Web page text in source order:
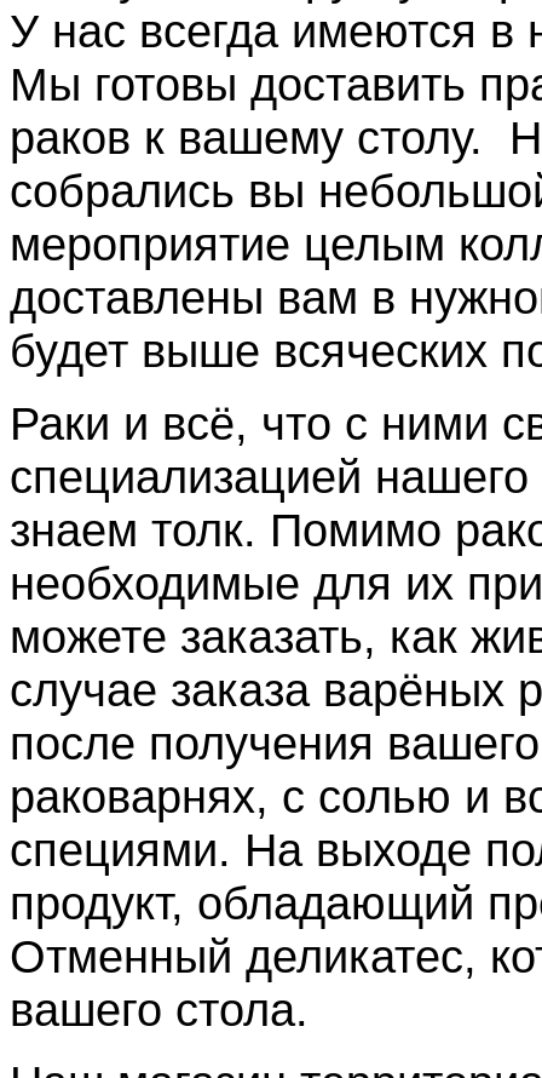
У нас всегда имеются
Мы готовы доставить
раков к вашему столу.
собрались вы
мероприятие целым
доставлены вам в
будет выше всяческих
Раки и всё, что с ними
специализацией
знаем толк. Помимо
необходимые для их
можете заказать, как
случае заказа варёных
после получения
раковарнях, с солью и
специями. На выходе
продукт, обладающий
Отменный деликатес,
вашего стола.